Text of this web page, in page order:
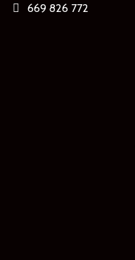
669 826 772